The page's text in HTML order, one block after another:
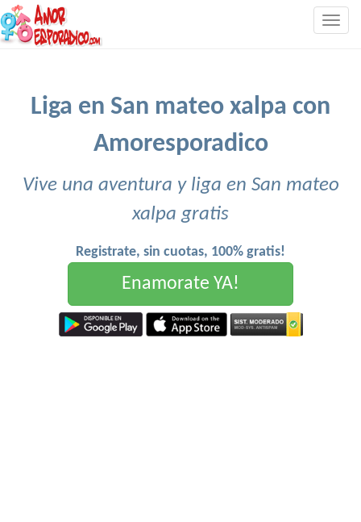
Liga en San mateo xalpa con
Amoresporadico
Vive una aventura y liga en San mateo
xalpa gratis
Registrate, sin cuotas, 100% gratis!
Enamorate YA!